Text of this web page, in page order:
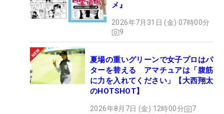
メ』
2026年7月31日 (金) 07時00分
9
夏場の重いグリーンで女子プロはパ
ターを替える アマチュアは「腹筋
に力を入れてください」【大西翔太
のHOTSHOT】
2026年8月7日 (金) 12時00分 7